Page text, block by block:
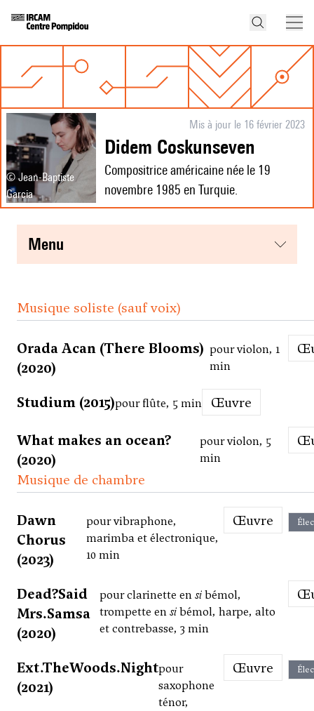
© Jean-Baptiste
Garcia
Mis à jour le 16 février 2023
Didem Coskunseven
Compositrice américaine née le 19
novembre 1985 en Turquie.
menu
Musique soliste (sauf voix)
Orada Acan (There Blooms)
(2020)
pour violon, 1
min
Studium (2015)pour flûte, 5 min Œuvre
What makes an ocean?
(2020)
pour violon, 5
min
Musique de chambre
Dawn
Chorus
(2023)
pour vibraphone,
marimba et électronique,
10 min
Œuvre
Dead?Said
Mrs.Samsa
(2020)
pour clarinette ensibémol,
trompette ensibémol, harpe, alto
et contrebasse, 3 min
Ext.TheWoods.Night
(2021)
pour
saxophone
ténor,
Œuvre